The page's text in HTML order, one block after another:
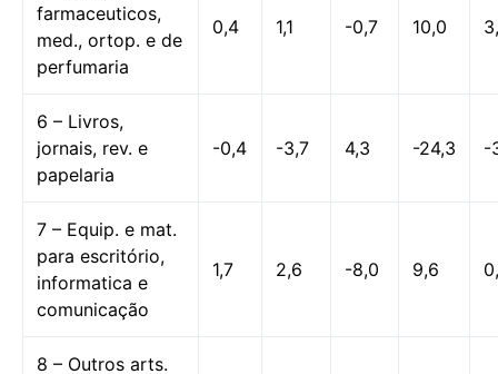
farmaceuticos,
med., ortop. e de
perfumaria
0,4 1,1 -0,7 10,0
6 – Livros,
jornais, rev. e
papelaria
-0,4 -3,7 4,3 -24,3 -
7 – Equip. e mat.
para escritório,
informatica e
comunicação
1,7 2,6 -8,0 9,6
8 – Outros arts.